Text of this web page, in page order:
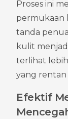
Proses ini
permukaan
tanda
kulit
terlihat
yang rentan
Efektif